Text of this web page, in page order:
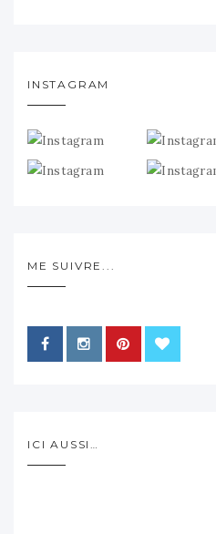
INSTAGRAM
ME SUIVRE...
ICI AUSSI…